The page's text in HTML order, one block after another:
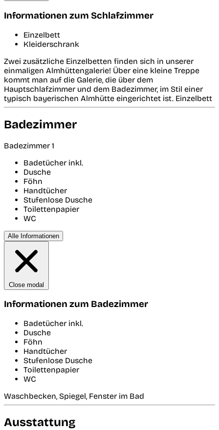
Informationen zum Schlafzimmer
Einzelbett
Kleiderschrank
Zwei zusätzliche Einzelbetten finden sich in unserer
einmaligen Almhüttengalerie! Über eine kleine Treppe
kommt man auf die Galerie, die über dem
Hauptschlafzimmer und dem Badezimmer, im Stil einer
typisch bayerischen Almhütte eingerichtet ist. Einzelbett
Badezimmer
Badezimmer 1
Badetücher inkl.
Dusche
Föhn
Handtücher
Stufenlose Dusche
Toilettenpapier
WC
Alle Informationen
Close modal
Informationen zum Badezimmer
Badetücher inkl.
Dusche
Föhn
Handtücher
Stufenlose Dusche
Toilettenpapier
WC
Waschbecken, Spiegel, Fenster im Bad
Ausstattung